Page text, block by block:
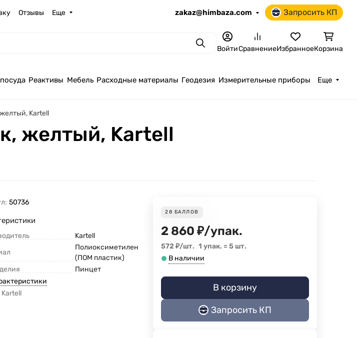
Отзывы Еще zakaz@himbaza.com Запросить КП
ПоискВойтиСравнениеИзбранноеКорзина
Реактивы Мебель Расходные материалы Геодезия Измерительные приборы Еще
Kartell
желтый, Kartell
50736
Kartell
Полиоксиметилен
(ПОМ пластик)
Пинцет
Kartell
28 БАЛЛОВ
2 860 ₽/упак.
572₽/шт. 1 упак. = 5 шт.
В наличии
В корзину
Запросить КП